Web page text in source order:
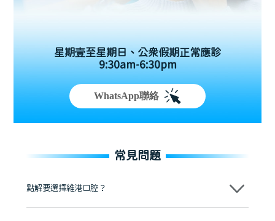
星期壹至星期日、公眾假期正常應診
9:30am-6:30pm
WhatsApp聯絡
常見問題
點解要選擇維港口腔？
維港口腔踐行「醫道濟世」的大學校訓，各分院匯聚來自香港、內地的